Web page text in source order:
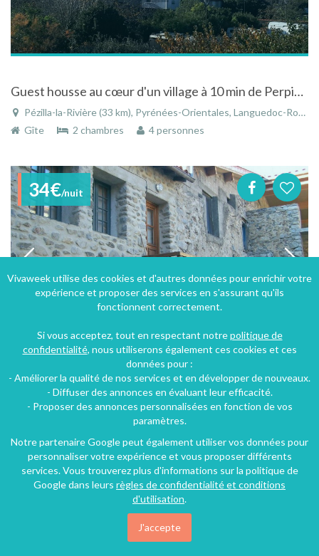
Guest housse au cœur d'un village à 10 min de Perpignan
Pézilla-la-Rivière (33 km), Pyrénées-Orientales, Languedoc-Roussillon, Occitanie, France
Gîte
2 chambres 4 personnes
34€/nuit
Gîte à Fillols dans les Pyrénées Orientales
Fillols (33 km), Pyrénées-Orientales, Languedoc-Roussillon, Occitanie, France
Vivaweek utilise des cookies et d'autres données pour enrichir votre
expérience et proposer des services en s'assurant qu'ils
fonctionnent correctement.
Si vous acceptez, tout en respectant notrepolitique de
confidentialité, nous utiliserons également ces cookies et ces
données pour :
- Améliorer la qualité de nos services et en développer de nouveaux.
- Diffuser des annonces en évaluant leur efficacité.
- Proposer des annonces personnalisées en fonction de vos
paramètres.
Notre partenaire Google peut également utiliser vos données pour
personnaliser votre expérience et vous proposer différents
services. Vous trouverez plus d'informations sur la politique de
Google dans leurs règles de confidentialité et conditions
d'utilisation.
J'accepte